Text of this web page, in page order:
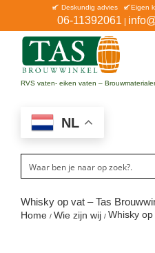
inhoud
06-11392061
Deskundig advies Eigen
Home
Catalogus
Aanbiedingen
Winkel Waddinxveen
RVS vaten- eiken vaten –
NL
Whisky op vat – Tas
Home Wie zijn wij Whisky